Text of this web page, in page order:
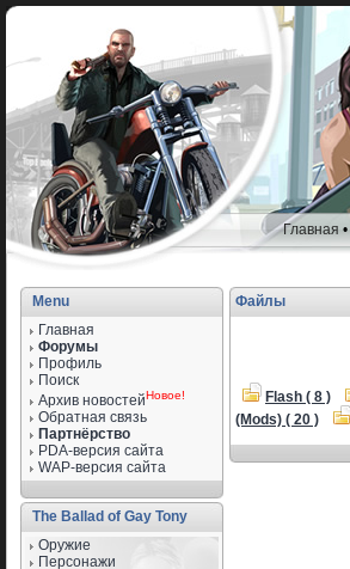
Главная •
Menu
Главная
Форумы
Профиль
Поиск
Архив новостейНовое!
Обратная связь
Партнёрство
PDA-версия сайта
WAP-версия сайта
The Ballad of Gay Tony
Оружие
Персонажи
Файлы
Flash ( 8 )
(Mods) ( 20 )